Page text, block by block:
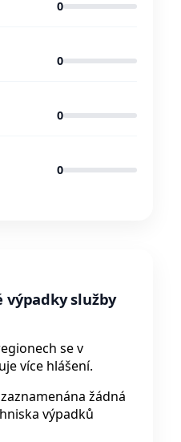
0
0
0
0
výpadky služby
se v
více hlášení.
žádná
výpadků